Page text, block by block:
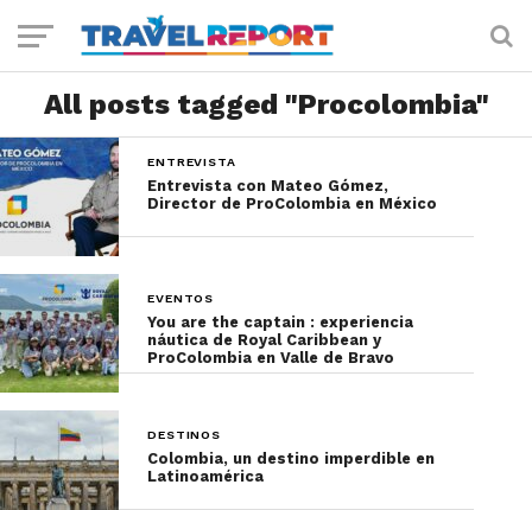
All posts tagged "Procolombia"
ENTREVISTA
Entrevista con Mateo Gómez,
Director de ProColombia en México
EVENTOS
You are the captain : experiencia
náutica de Royal Caribbean y
ProColombia en Valle de Bravo
DESTINOS
Colombia, un destino imperdible en
Latinoamérica